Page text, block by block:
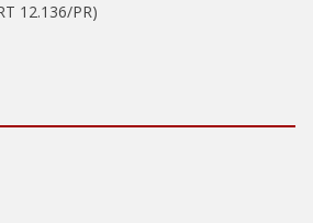
12.136/PR)